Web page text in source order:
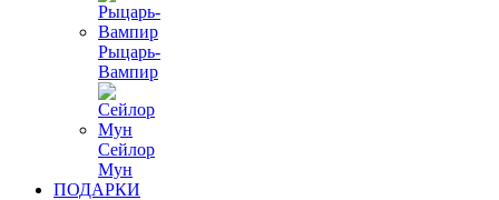
Рыцарь-
Вампир
Сейлор
Мун
ПОДАРКИ